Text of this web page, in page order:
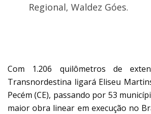
Regional, Waldez Góes.
Com 1.206 quilômetros de
Transnordestina ligará Eliseu
Pecém (CE), passando por 53
maior obra linear em execução no